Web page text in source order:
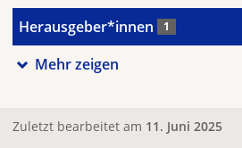
Herausgeber*innen 1
Mehr zeigen
Zuletzt bearbeitet am 11. Juni 2025